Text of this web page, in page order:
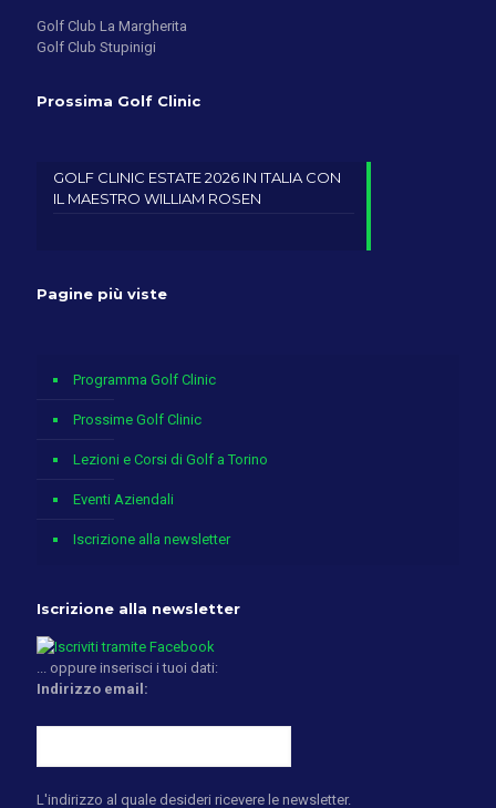
Golf Club La Margherita
Golf Club Stupinigi
Prossima Golf Clinic
GOLF CLINIC ESTATE 2026 IN ITALIA CON
IL MAESTRO WILLIAM ROSEN
Pagine più viste
Programma Golf Clinic
Prossime Golf Clinic
Lezioni e Corsi di Golf a Torino
Eventi Aziendali
Iscrizione alla newsletter
Iscrizione alla newsletter
... oppure inserisci i tuoi dati:
Indirizzo email:
L'indirizzo al quale desideri ricevere le newsletter.